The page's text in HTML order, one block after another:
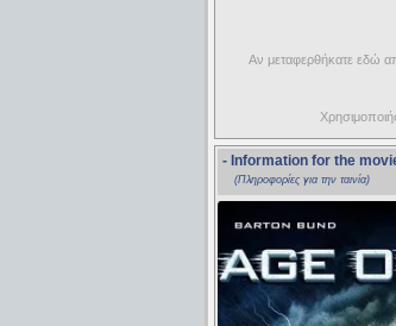
Αν μεταφερθήκατε εδώ
- Information for the
(Πληροφορίες για την ταινία)